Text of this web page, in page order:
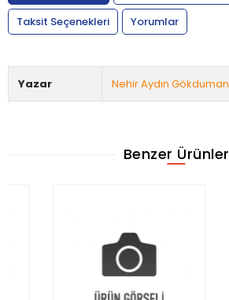
Taksit Seçenekleri
Yorumlar
Yazar Nehir Aydın Gökduman
Benzer Ürünler